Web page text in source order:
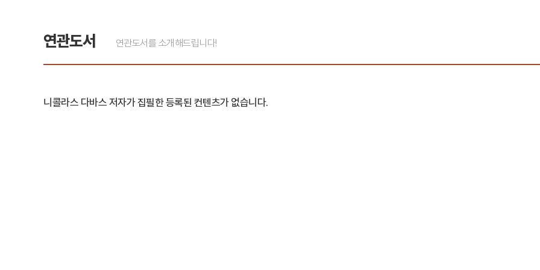
연관도서 연관도서를 소개해드립니다!
니콜라스 다바스 저자가 집필한 등록된 컨텐츠가 없습니다.